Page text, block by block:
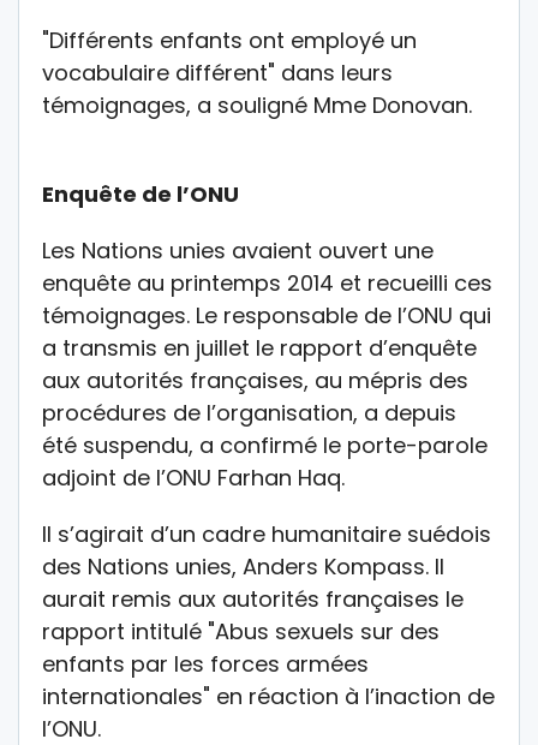
"Différents enfants ont employé un
vocabulaire différent" dans leurs
témoignages, a souligné Mme Donovan.
Enquête de l’ONU
Les Nations unies avaient ouvert une
enquête au printemps 2014 et recueilli ces
témoignages. Le responsable de l’ONU qui
a transmis en juillet le rapport d’enquête
aux autorités françaises, au mépris des
procédures de l’organisation, a depuis
été suspendu, a confirmé le porte-parole
adjoint de l’ONU Farhan Haq.
Il s’agirait d’un cadre humanitaire suédois
des Nations unies, Anders Kompass. Il
aurait remis aux autorités françaises le
rapport intitulé "Abus sexuels sur des
enfants par les forces armées
internationales" en réaction à l’inaction de
l’ONU.